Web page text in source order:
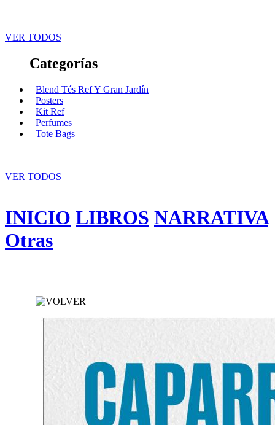
VER TODOS
Categorías
Blend Tés Ref Y Gran Jardín
Posters
Kit Ref
Perfumes
Tote Bags
VER TODOS
INICIO LIBROS NARRATIVA
Otras